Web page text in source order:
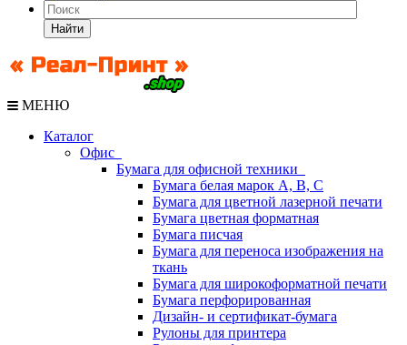
Найти
МЕНЮ
Каталог
Офис
Бумага для офисной техники
Бумага белая марок А, В, С
Бумага для цветной лазерной печати
Бумага цветная форматная
Бумага писчая
Бумага для переноса изображения на
ткань
Бумага для широкоформатной печати
Бумага перфорированная
Дизайн- и сертификат-бумага
Рулоны для принтера